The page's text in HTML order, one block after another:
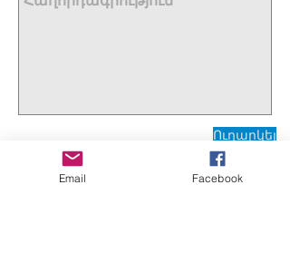
Ուղարկել
Email Facebook